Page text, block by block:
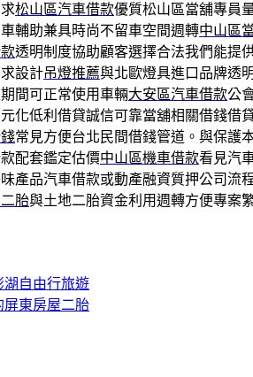
松山區汽車借款優質松山區當舖專員
輔助兼具時尚不留車空間週轉中山區
透明制度協助顧客選擇合法我們能提
設計吊燈推薦與北歐燈具進口品牌透
間可正常使用車輛大安區汽車借款公
化低利借貸誠信可靠當舖相關借錢借
常見方便台北民間借錢管道。與保護
配套鑑定估價中山區機車借款看見汽
產品汽車借款或動產融資質押公司流
胎與土地二胎資金利用週轉方便專案
湖自由行旅遊
屏東房屋二胎